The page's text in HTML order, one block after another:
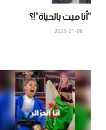
“أنا ميت بالحياة”!؟
2023-01-06